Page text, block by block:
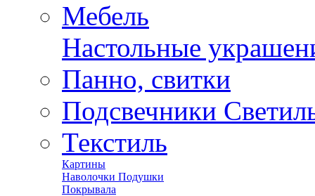
Мебель
Настольные
Панно, свитки
Подсвечники
Текстиль
Картины
Наволочки Подушки
Покрывала